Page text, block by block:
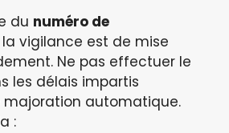
du numéro de
la vigilance est de mise
Ne pas effectuer le
les délais impartis
majoration automatique.
: